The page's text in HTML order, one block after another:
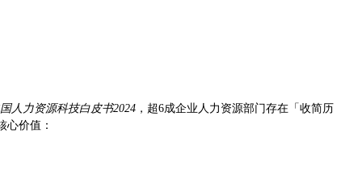
人力资源科技白皮书2024 ，超6成企业人力资源部门存在「收简历
价值：